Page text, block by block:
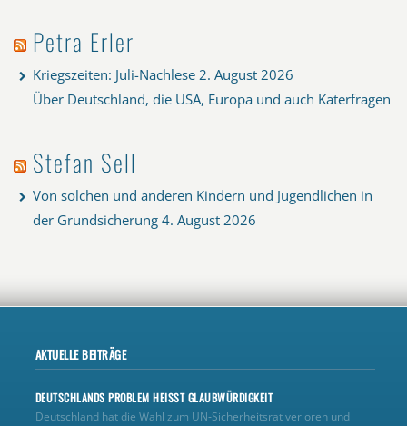
Petra Erler
Kriegszeiten: Juli-Nachlese 2. August 2026
Über Deutschland, die USA, Europa und auch Katerfragen
Stefan Sell
Von solchen und anderen Kindern und Jugendlichen in
der Grundsicherung 4. August 2026
AKTUELLE BEITRÄGE
DEUTSCHLANDS PROBLEM HEISST GLAUBWÜRDIGKEIT
Deutschland hat die Wahl zum UN‑Sicherheitsrat verloren und